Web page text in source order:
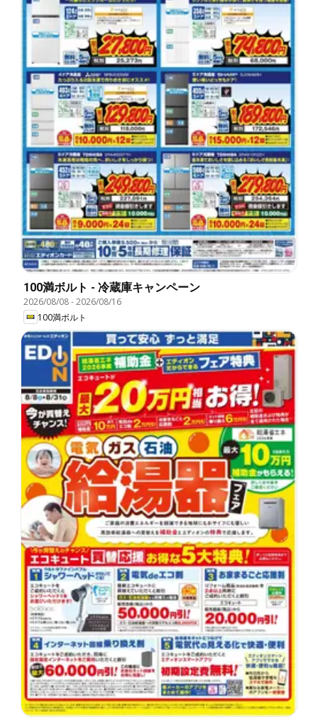
100満ボルト - 冷蔵庫キャンペーン
2026/08/08-2026/08/16
100満ボルト